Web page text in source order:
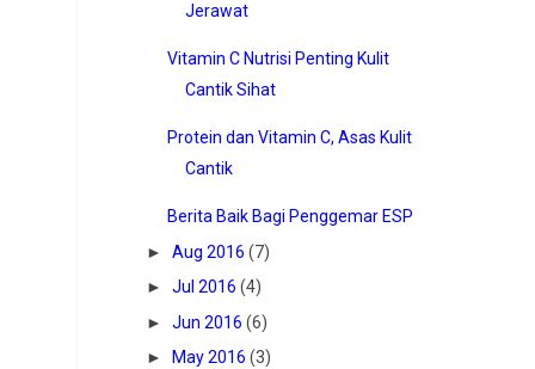
Jerawat
Vitamin C Nutrisi Penting Kulit
Cantik Sihat
Protein dan Vitamin C, Asas Kulit
Cantik
Berita Baik Bagi Penggemar ESP
► Aug 2016 (7)
► Jul 2016 (4)
► Jun 2016 (6)
►
May 2016 (3)